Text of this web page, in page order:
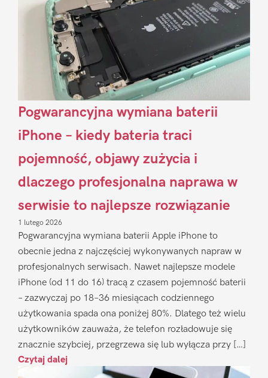
Pogwarancyjna wymiana baterii
iPhone – kiedy bateria traci
pojemność, objawy zużycia i
dlaczego profesjonalna naprawa w
serwisie to najlepsze rozwiązanie
1 lutego 2026
Pogwarancyjna wymiana baterii Apple iPhone to
obecnie jedna z najczęściej wykonywanych napraw w
profesjonalnych serwisach. Nawet najlepsze modele
iPhone (od 11 do 16) tracą z czasem pojemność baterii
– zazwyczaj po 18–36 miesiącach codziennego
użytkowania spada ona poniżej 80%. Dlatego też wielu
użytkowników zauważa, że telefon rozładowuje się
znacznie szybciej, przegrzewa się lub wyłącza przy […]
Czytaj dalej